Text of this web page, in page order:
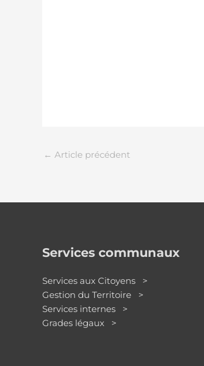
← Article précédent
Services communaux
Services aux Citoyens >
Gestion du Territoire >
Services internes >
Grades légaux >